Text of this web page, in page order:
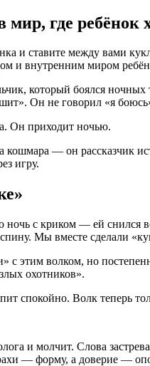
где ребёнок
и ставите между вами
и внутренним миром
который боялся ночных
Он не говорил «я
Он приходит ночью.
— он рассказчик
игру.
с криком — ей снился
Мы вместе сделали
с этим волком, но
охотников».
спокойно. Волк теперь
и молчит. Слова
— форму, а доверие —